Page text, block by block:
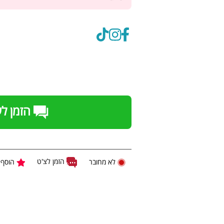
הזמן
לא מחובר הזמן לצ'ט